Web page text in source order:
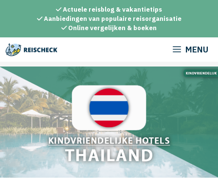
inhoud
Actuele reisblog & vakantietips
Aanbiedingen van populaire reisorganisatie
Online vergelijken & boeken
MENU